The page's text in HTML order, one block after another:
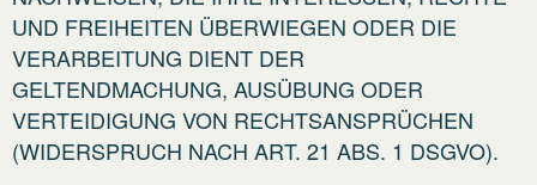
UND FREIHEITEN ÜBERWIEGEN ODER DIE
VERARBEITUNG DIENT DER
GELTENDMACHUNG, AUSÜBUNG ODER
VERTEIDIGUNG VON RECHTSANSPRÜCHEN
(WIDERSPRUCH NACH ART. 21 ABS. 1 DSGVO).